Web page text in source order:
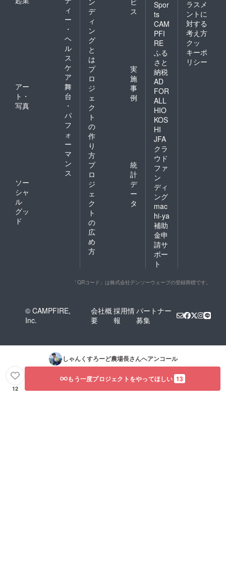
ィ
ー
・
ヘ
ル
ス
ケ
ア
アー
ト・
写真
舞
台
・
パ
フ
ォ
ー
マ
ン
ス
ソー
シャ
ル
グッ
ド
デ
ィ
ン
グ
と
は
ス
プ
ロ
ジ
ェ
ク
ト
の
作
り
方
実
施
事
例
プ
ロ
ジ
ェ
ク
ト
の
広
め
方
統
計
デ
ー
タ
Spor
ts
CAM
PFI
RE
ふる
さと
納税
AD
FOR
ALL
HIO
KOS
HI
JFA
クラ
ウド
ファ
ン
ディ
ング
mac
hi-ya
補助
金申
請サ
ポー
ト
ラスメ
ントに
対する
考え方
クッ
キーポ
リシー
「QRコード」は株式会社デンソーウェーブの登録商標です。
© CAMPFIRE,
Inc.
会社概
要
採用情
報
パートナー
募集
しゃんくすろーど農場長さんへアンコール
12
もう一度プロジェクトをやってほしい 13